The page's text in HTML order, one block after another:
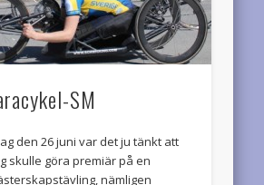
SM
den 26 juni var det ju tänkt att
skulle göra premiär på en
nämligen